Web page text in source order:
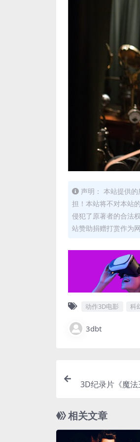
声明： 本站提供
担！本站将不对本站
侵犯了原著者的合法
站赞助捐赠打赏作为
动作3D电影 科
3dbt
3D纪录片《魔
相关文章